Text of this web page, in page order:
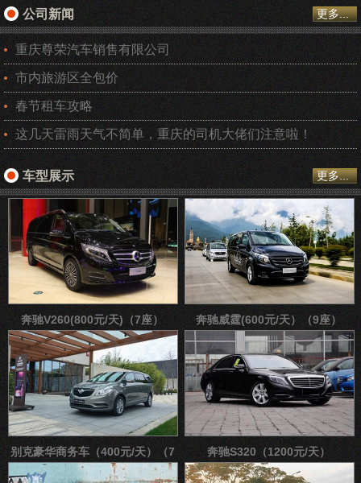
更多...
公司新闻
重庆尊荣汽车销售有限公司
市内旅游区全包价
春节租车攻略
这几天雷雨天气不简单，重庆的司机大佬们注意啦！
更多...
车型展示
奔驰V260(800元/天)（7座） 奔驰威霆(600元/天）（9座）
别克豪华商务车（400元/天）（7
座）
奔驰S320（1200元/天）